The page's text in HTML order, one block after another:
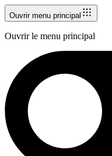
Ouvrir menu principal
Ouvrir le menu principal